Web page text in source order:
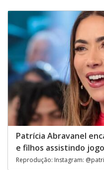
Patrícia Abravanel
e filhos assistindo
Reprodução: Instagram: